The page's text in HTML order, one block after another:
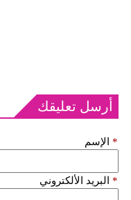
أرسل تعليقك
الإسم *
البريد الألكتروني *